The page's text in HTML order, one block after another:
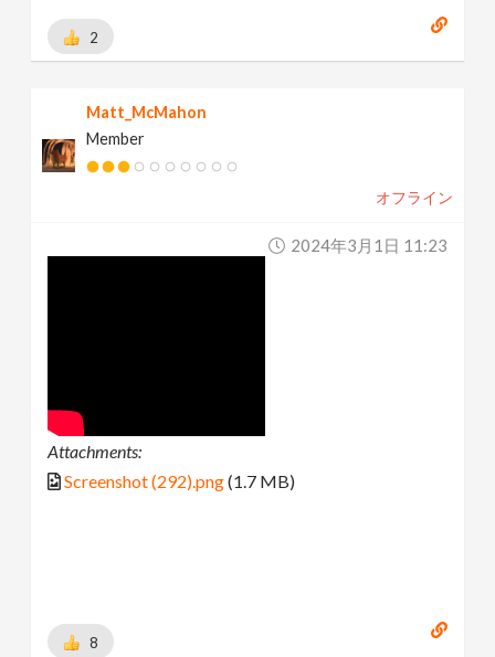
2
Matt_McMahon
Member
オフライン
2024年3月1日 11:23
Attachments:
Screenshot (292).png(1.7 MB)
8